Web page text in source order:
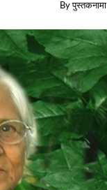
Byपुस्तकनामा